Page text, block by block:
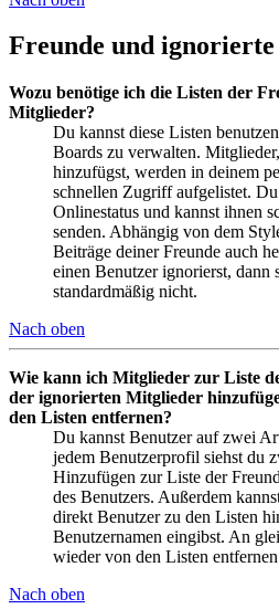
Freunde und
Wozu benötige ich die Listen der
Mitglieder?
Du kannst diese Listen
Boards zu verwalten.
hinzufügst, werden in deinem
schnellen Zugriff aufgelistet. Du
Onlinestatus und kannst ihnen
senden. Abhängig von dem
Beiträge deiner Freunde auch
einen Benutzer ignorierst, dann
standardmäßig nicht.
Nach oben
Wie kann ich Mitglieder zur Liste
der ignorierten Mitglieder
den Listen entfernen?
Du kannst Benutzer auf zwei
jedem Benutzerprofil siehst du
Hinzufügen zur Liste der
des Benutzers. Außerdem
direkt Benutzer zu den Listen
Benutzernamen eingibst. An
wieder von den Listen
Nach oben